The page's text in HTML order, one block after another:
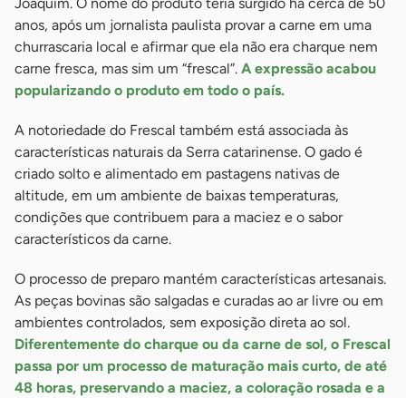
Joaquim. O nome do produto teria surgido há cerca de 50
anos, após um jornalista paulista provar a carne em uma
churrascaria local e afirmar que ela não era charque nem
carne fresca, mas sim um “frescal”. A expressão acabou
popularizando o produto em todo o país.
A notoriedade do Frescal também está associada às
características naturais da Serra catarinense. O gado é
criado solto e alimentado em pastagens nativas de
altitude, em um ambiente de baixas temperaturas,
condições que contribuem para a maciez e o sabor
característicos da carne.
O processo de preparo mantém características artesanais.
As peças bovinas são salgadas e curadas ao ar livre ou em
ambientes controlados, sem exposição direta ao sol.
Diferentemente do charque ou da carne de sol, o Frescal
passa por um processo de maturação mais curto, de até
48 horas, preservando a maciez, a coloração rosada e a